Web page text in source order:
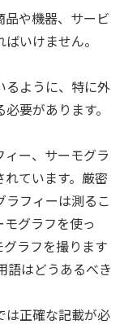
品や機器、サービ
いけません。
るように、特に外
要があります。
ィー、サーモグラ
ています。厳密
ラフィーは測るこ
モグラフを使っ
ラフを撮ります
語はどうあるべき
は正確な記載が必